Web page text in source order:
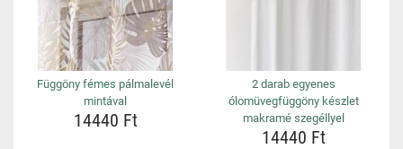
Függöny fémes pálmalevél
mintával
14440 Ft
2 darab egyenes
ólomüvegfüggöny készlet
makramé szegéllyel
14440 Ft